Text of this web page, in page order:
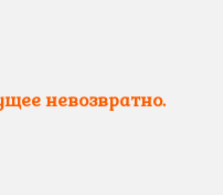
невозвратно.